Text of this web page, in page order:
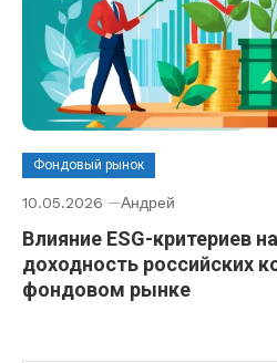
Фондовый рынок
10.05.2026 Андрей
Влияние ESG-критериев
доходность российских
фондовом рынке